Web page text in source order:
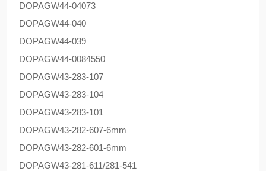
DOPAGW44-04073
DOPAGW44-040
DOPAGW44-039
DOPAGW44-0084550
DOPAGW43-283-107
DOPAGW43-283-104
DOPAGW43-283-101
DOPAGW43-282-607-6mm
DOPAGW43-282-601-6mm
DOPAGW43-281-611/281-541